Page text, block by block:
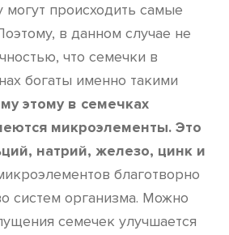
могут происходить самые
в данном случае не
что семечки в
богаты именно такими
этому в семечках
микроэлементы. Это
натрий, железо, цинк и
благотворно
систем организма. Можно
семечек улучшается